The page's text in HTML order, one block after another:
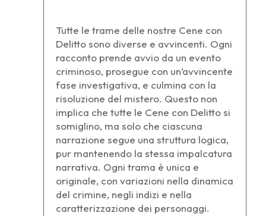
Tutte le trame delle nostre Cene con
Delitto sono diverse e avvincenti. Ogni
racconto prende avvio da un evento
criminoso, prosegue con un’avvincente
fase investigativa, e culmina con la
risoluzione del mistero. Questo non
implica che tutte le Cene con Delitto si
somiglino, ma solo che ciascuna
narrazione segue una struttura logica,
pur mantenendo la stessa impalcatura
narrativa. Ogni trama è unica e
originale, con variazioni nella dinamica
del crimine, negli indizi e nella
caratterizzazione dei personaggi.